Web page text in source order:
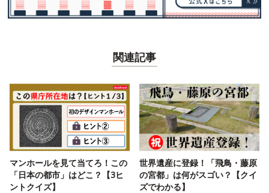
関連記事
マンホールを見て当てろ！この
「日本の都市」はどこ？【3ヒ
ントクイズ】
世界遺産に登録！「飛鳥・藤原
の宮都」は何がスゴい？【クイ
ズでわかる】